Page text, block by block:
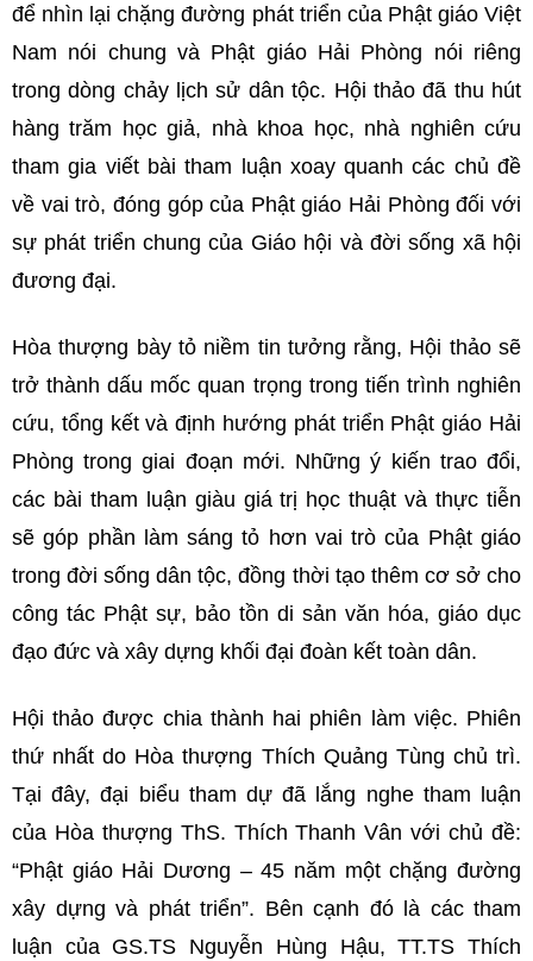
để nhìn lại chặng đường phát triển của Phật giáo Việt
Nam nói chung và Phật giáo Hải Phòng nói riêng
trong dòng chảy lịch sử dân tộc. Hội thảo đã thu hút
hàng trăm học giả, nhà khoa học, nhà nghiên cứu
tham gia viết bài tham luận xoay quanh các chủ đề
về vai trò, đóng góp của Phật giáo Hải Phòng đối với
sự phát triển chung của Giáo hội và đời sống xã hội
đương đại.
Hòa thượng bày tỏ niềm tin tưởng rằng, Hội thảo sẽ
trở thành dấu mốc quan trọng trong tiến trình nghiên
cứu, tổng kết và định hướng phát triển Phật giáo Hải
Phòng trong giai đoạn mới. Những ý kiến trao đổi,
các bài tham luận giàu giá trị học thuật và thực tiễn
sẽ góp phần làm sáng tỏ hơn vai trò của Phật giáo
trong đời sống dân tộc, đồng thời tạo thêm cơ sở cho
công tác Phật sự, bảo tồn di sản văn hóa, giáo dục
đạo đức và xây dựng khối đại đoàn kết toàn dân.
Hội thảo được chia thành hai phiên làm việc. Phiên
thứ nhất do Hòa thượng Thích Quảng Tùng chủ trì.
Tại đây, đại biểu tham dự đã lắng nghe tham luận
của Hòa thượng ThS. Thích Thanh Vân với chủ đề:
“Phật giáo Hải Dương – 45 năm một chặng đường
xây dựng và phát triển”. Bên cạnh đó là các tham
luận của GS.TS Nguyễn Hùng Hậu, TT.TS Thích